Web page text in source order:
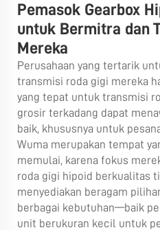
Pemasok Gearbox
untuk Bermitra dan
Mereka
Perusahaan yang tertarik
transmisi roda gigi mereka
yang tepat untuk transmisi
grosir terkadang dapat
baik, khususnya untuk
Wuma merupakan tempat
memulai, karena fokus
roda gigi hipoid berkualitas
menyediakan beragam
berbagai kebutuhan—baik
unit berukuran kecil untuk